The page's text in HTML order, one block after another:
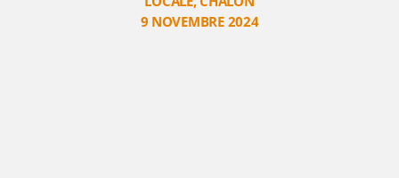
9 NOVEMBRE 2024